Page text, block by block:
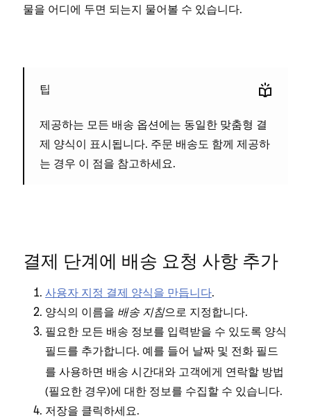
물을 어디에 두면 되는지 물어볼 수 있습니다.
팁
제공하는 모든 배송 옵션에는 동일한 맞춤형 결
제 양식이 표시됩니다. 주문 배송도 함께 제공하
는 경우 이 점을 참고하세요.
결제 단계에 배송 요청 사항 추가
사용자 지정 결제 양식을 만듭니다.
양식의 이름을 배송 지침으로 지정합니다.
필요한 모든 배송 정보를 입력받을 수 있도록 양식
필드를 추가합니다. 예를 들어 날짜 및 전화 필드
를 사용하면 배송 시간대와 고객에게 연락할 방법
(필요한 경우)에 대한 정보를 수집할 수 있습니다.
저장을 클릭하세요.